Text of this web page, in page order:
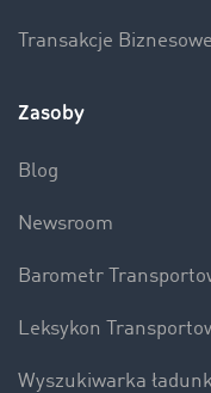
Transakcje Biznesowe
Zasoby
Blog
Newsroom
Barometr
Leksykon
Wyszukiwarka